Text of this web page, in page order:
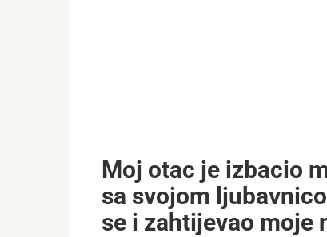
Moj otac je izbacio
sa svojom
se i zahtijevao moje